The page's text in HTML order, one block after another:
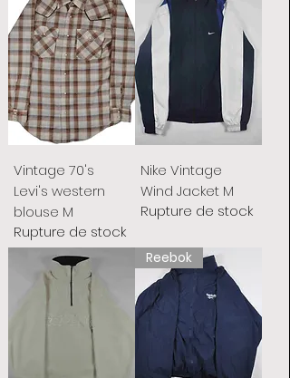
Vintage 70's
Levi's western
blouse M
Rupture de stock
Nike Vintage
Wind Jacket M
Rupture de stock
Reebok